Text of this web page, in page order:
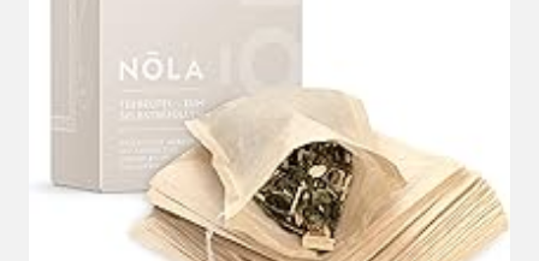
PREMIUM
FLÜSSIGDÜNGER
AUS
DER